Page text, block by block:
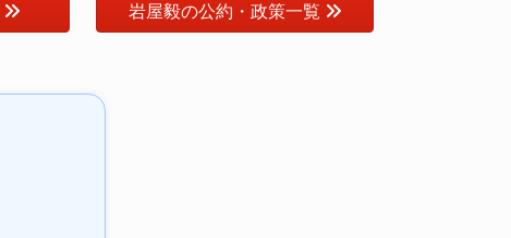
岩屋毅の公約・政策一覧